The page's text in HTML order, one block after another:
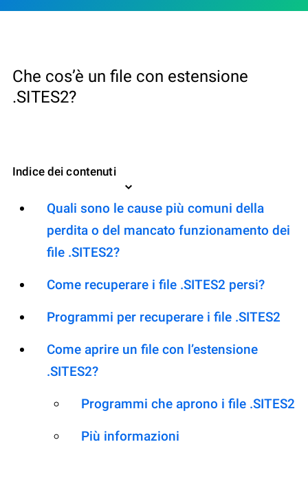
Che cos’è un file con estensione
.SITES2?
Indice dei contenuti
Quali sono le cause più comuni della
perdita o del mancato funzionamento dei
file .SITES2?
Come recuperare i file .SITES2 persi?
Programmi per recuperare i file .SITES2
Come aprire un file con l’estensione
.SITES2?
Programmi che aprono i file .SITES2
Più informazioni